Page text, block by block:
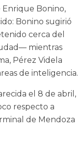
Enrique Bonino,
Bonino sugirió
cerca del
mientras
Pérez Videla
de inteligencia.
el 8 de abril,
respecto a
de Mendoza